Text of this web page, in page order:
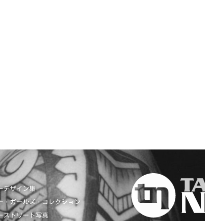
デザイン集
・ガールズ・コレクション
ストリート写真